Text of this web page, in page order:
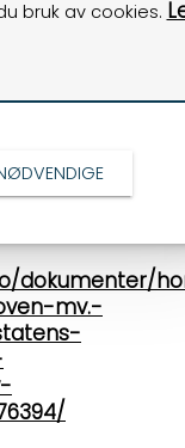
skal til for
vi
Det er
ned fører
han.
dokumenter/
mv.-
bruk av cookies.